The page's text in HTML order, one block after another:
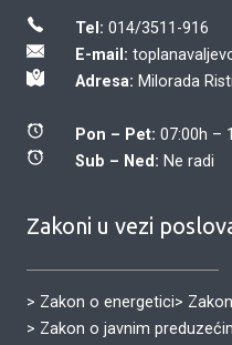
Tel: 014/3511-916
E-mail:
Adresa: Milorada
Pon – Pet: 07:00h –
Sub – Ned: Ne radi
Zakoni u vezi
> Zakon o energetici>
> Zakon o javnim